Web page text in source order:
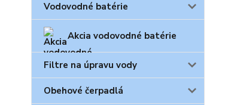
Vodovodné batérie
Akcia vodovodné batérie
Filtre na úpravu vody
Obehové čerpadlá